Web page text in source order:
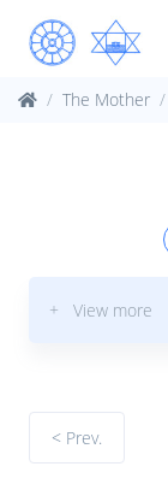
The Mother
+ View more
< Prev.